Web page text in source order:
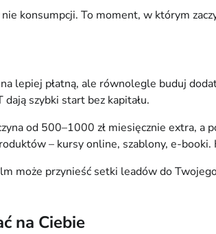
konsumpcji. To moment, w którym
lepiej płatną, ale równolegle buduj
szybki start bez kapitału.
od 500–1000 zł miesięcznie extra, a
– kursy online, szablony, e-
może przynieść setki leadów do
na Ciebie